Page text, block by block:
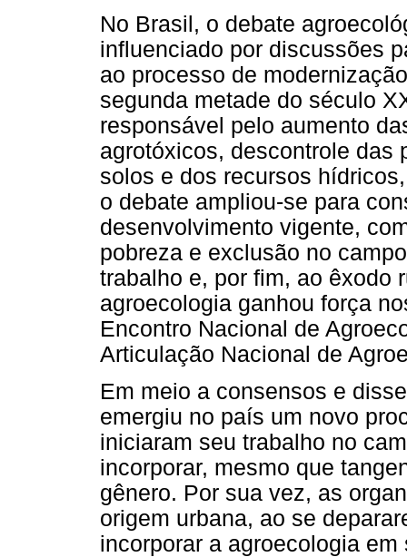
No Brasil, o debate
influenciado por discussões
ao processo de
segunda metade do século
responsável pelo aumento
agrotóxicos, descontrole das
solos e dos recursos
o debate ampliou-se para
desenvolvimento vigente,
pobreza e exclusão no
trabalho e, por fim, ao êxodo
agroecologia ganhou força
Encontro Nacional de
Articulação Nacional de
Em meio a consensos e
emergiu no país um novo
iniciaram seu trabalho no
incorporar, mesmo que
gênero. Por sua vez, as
origem urbana, ao se
incorporar a agroecologia